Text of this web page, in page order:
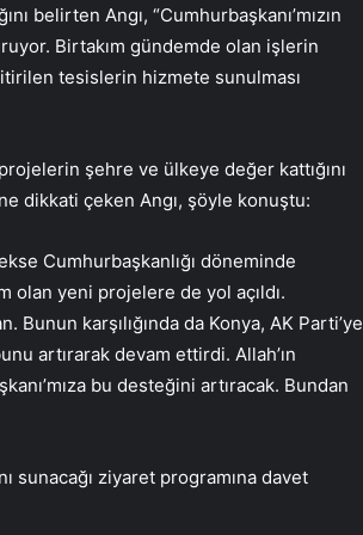
belirten Angı, “Cumhurbaşkanı’mızın
Birtakım gündemde olan işlerin
tesislerin hizmete sunulması
şehre ve ülkeye değer kattığını
dikkati çeken Angı, şöyle konuştu:
Cumhurbaşkanlığı döneminde
olan yeni projelere de yol açıldı.
Bunun karşılığında da Konya, AK Parti’ye
artırarak devam ettirdi. Allah’ın
bu desteğini artıracak. Bundan
sunacağı ziyaret programına davet